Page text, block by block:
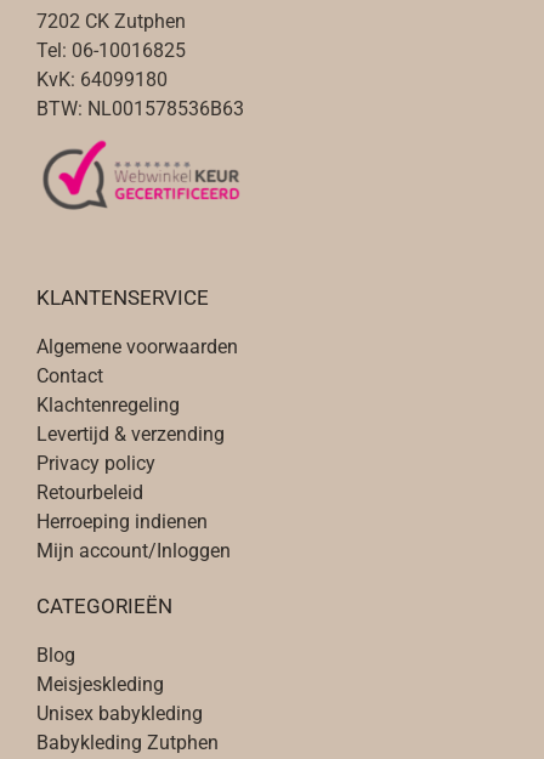
7202 CK Zutphen
Tel: 06-10016825
KvK: 64099180
BTW: NL001578536B63
KLANTENSERVICE
Algemene voorwaarden
Contact
Klachtenregeling
Levertijd & verzending
Privacy policy
Retourbeleid
Herroeping indienen
Mijn account/Inloggen
CATEGORIEËN
Blog
Meisjeskleding
Unisex babykleding
Babykleding Zutphen